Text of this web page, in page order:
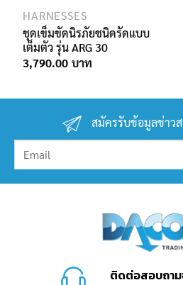
HARNESSES
ชุดเข็มขัดนิรภัยชนิดรัดแบบ
เต็มตัว รุ่น ARG 30
3,790.00
สมัครรับข้อมูลข่าวส
ติดต่อสอบถา